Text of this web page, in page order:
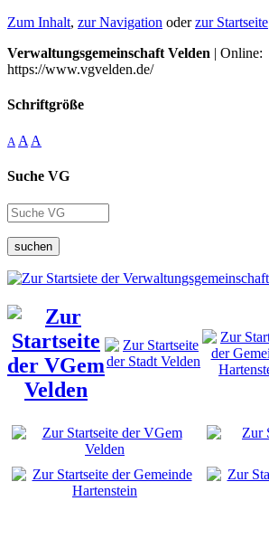
Zum Inhalt, zur Navigation oderzur Startseite
Verwaltungsgemeinschaft Velden | Online:
https://www.vgvelden.de/
Schriftgröße
A A A
Suche VG
suchen